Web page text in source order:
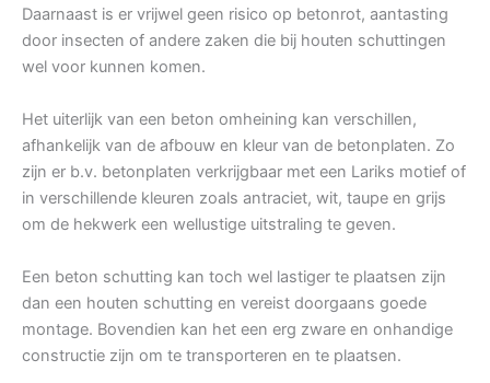
Daarnaast is er vrijwel geen risico op betonrot, aantasting
door insecten of andere zaken die bij houten schuttingen
wel voor kunnen komen.
Het uiterlijk van een beton omheining kan verschillen,
afhankelijk van de afbouw en kleur van de betonplaten. Zo
zijn er b.v. betonplaten verkrijgbaar met een Lariks motief of
in verschillende kleuren zoals antraciet, wit, taupe en grijs
om de hekwerk een wellustige uitstraling te geven.
Een beton schutting kan toch wel lastiger te plaatsen zijn
dan een houten schutting en vereist doorgaans goede
montage. Bovendien kan het een erg zware en onhandige
constructie zijn om te transporteren en te plaatsen.